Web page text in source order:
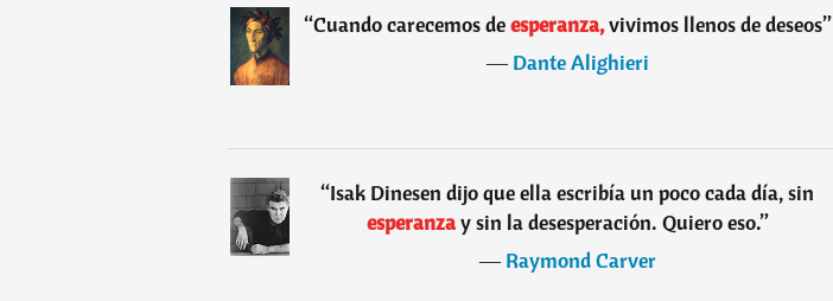
“Cuando carecemos deesperanza,vivimos llenos de deseos”
―Dante Alighieri
“Isak Dinesen dijo que ella escribía un poco cada día, sin
esperanzay sin la desesperación. Quiero eso.”
―Raymond Carver